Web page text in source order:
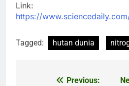
Link:
https://
Tagged: hutan dunia
Previous: